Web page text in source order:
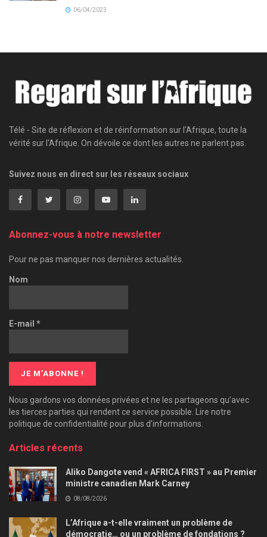
06/04/2023
Télé - Site de réflexion et de réinformation sur l'Afrique, toute la
vérité sur l'Afrique. On dévoile ce dont les autres ne parlent pas.
Suivez nous en direct sur les réseaux sociaux
Abonnez-vous à notre newsletter
Pour ne pas manquer nos dernières actualités.
Nom
E-mail *
Nous gardons vos données privées et ne les partageons qu’avec
les tierces parties qui rendent ce service possible. Lire notre
politique de confidentialité pour plus d’informations.
Articles récents
Aliko Dangote vend « AFRICA FIRST » au Premier
ministre canadien Mark Carney
08/08/2026
L’Afrique a-t-elle vraiment un problème de
démocratie… ou un problème de fondations ?